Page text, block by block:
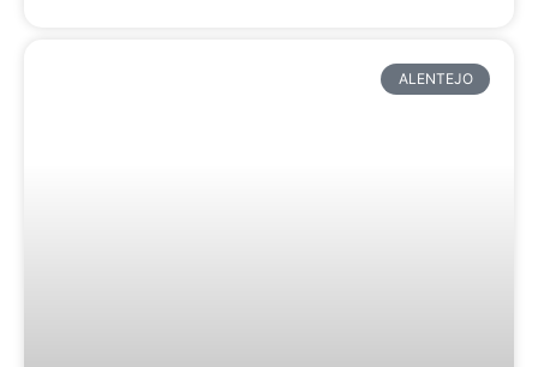
ALENTEJO